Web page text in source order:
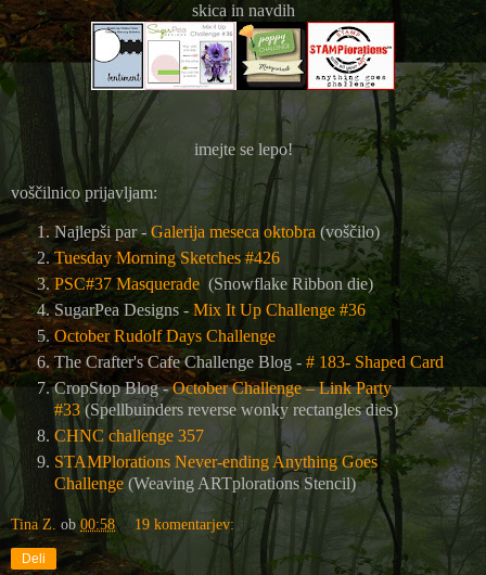
skica in navdih
imejte se lepo!
voščilnico prijavljam:
Najlepši par - Galerija meseca oktobra (voščilo)
Tuesday Morning Sketches #426
PSC#37 Masquerade (Snowflake Ribbon die)
SugarPea Designs - Mix It Up Challenge #36
October Rudolf Days Challenge
The Crafter's Cafe Challenge Blog - # 183- Shaped Card
CropStop Blog -October Challenge – Link Party
#33 (Spellbuinders reverse wonky rectangles dies)
CHNC challenge 357
STAMPlorations Never-ending Anything Goes
Challenge (Weaving ARTplorations Stencil)
Tina Z. ob00:58 19 komentarjev:
Deli